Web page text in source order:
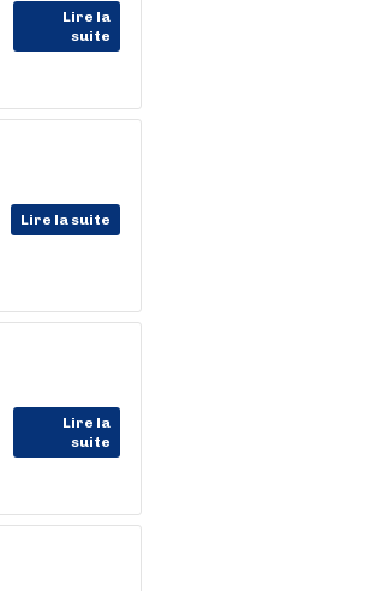
Lire la
suite
Lire la suite
Lire la
suite